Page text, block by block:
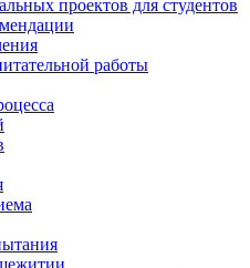
проектов для студентов
работы